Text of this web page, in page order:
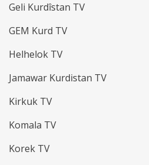
Geli Kurdîstan TV
GEM Kurd TV
Helhelok TV
Jamawar Kurdistan TV
Kirkuk TV
Komala TV
Korek TV